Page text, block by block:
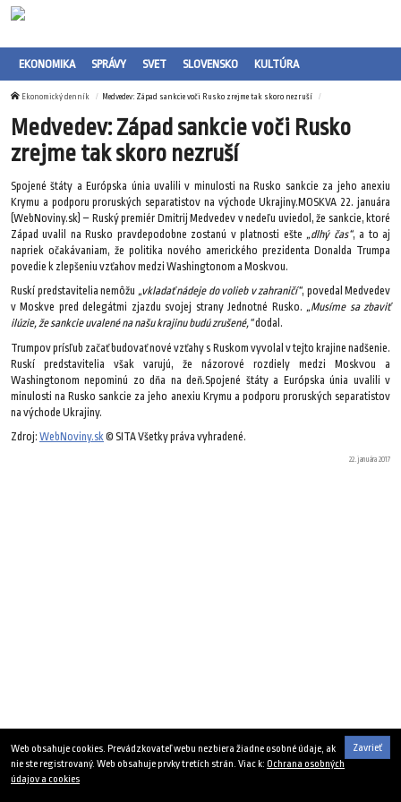
EKONOMIKA SPRÁVY SVET SLOVENSKO KULTÚRA
Ekonomický denník Medvedev: Západ sankcie voči Rusko zrejme tak skoro nezruší
Medvedev: Západ sankcie voči Rusko
zrejme tak skoro nezruší
Spojené štáty a Európska únia uvalili v minulosti na Rusko sankcie za jeho anexiu
Krymu a podporu proruských separatistov na východe Ukrajiny.MOSKVA 22. januára
(WebNoviny.sk) – Ruský premiér Dmitrij Medvedev v nedeľu uviedol, že sankcie, ktoré
Západ uvalil na Rusko pravdepodobne zostanú v platnosti ešte„dlhý čas“, a to aj
napriek očakávaniam, že politika nového amerického prezidenta Donalda Trumpa
povedie k zlepšeniu vzťahov medzi Washingtonom a Moskvou.
Ruskí predstavitelia nemôžu „vkladať nádeje do volieb v zahraničí“, povedal Medvedev
v Moskve pred delegátmi zjazdu svojej strany Jednotné Rusko.„Musíme sa zbaviť
ilúzie, že sankcie uvalené na našu krajinu budú zrušené,“dodal.
Trumpov prísľub začať budovať nové vzťahy s Ruskom vyvolal v tejto krajine nadšenie.
Ruskí predstavitelia však varujú, že názorové rozdiely medzi Moskvou a
Washingtonom nepominú zo dňa na deň.Spojené štáty a Európska únia uvalili v
minulosti na Rusko sankcie za jeho anexiu Krymu a podporu proruských separatistov
na východe Ukrajiny.
Zdroj: WebNoviny.sk© SITA Všetky práva vyhradené.
22. januára 2017
Zavrieť
Web obsahuje cookies. Prevádzkovateľ webu nezbiera žiadne osobné údaje, ak
nie ste registrovaný. Web obsahuje prvky tretích strán. Viac k: Ochrana osobných
údajov a cookies